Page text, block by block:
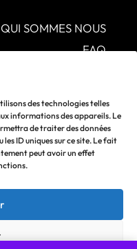
des technologies telles
informations des appareils. Le
de traiter des données
ID uniques sur ce site. Le fait
peut avoir un effet
QUI SOMMES NOUS
FAQ
–
DE RETOUR ET DE
REMBOURSEMENT
CONTACTEZ-NOUS
à nos réseaux